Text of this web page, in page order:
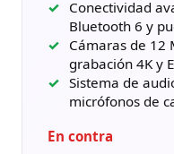
Conectividad
Bluetooth 6 y
Cámaras de 12
grabación 4K y
Sistema de
micrófonos de
En contra